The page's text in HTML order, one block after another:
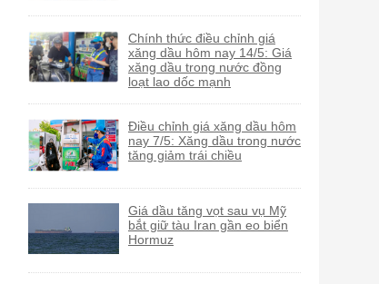
Chính thức điều chỉnh giá
xăng dầu hôm nay 14/5: Giá
xăng dầu trong nước đồng
loạt lao dốc mạnh
Điều chỉnh giá xăng dầu hôm
nay 7/5: Xăng dầu trong nước
tăng giảm trái chiều
Giá dầu tăng vọt sau vụ Mỹ
bắt giữ tàu Iran gần eo biển
Hormuz